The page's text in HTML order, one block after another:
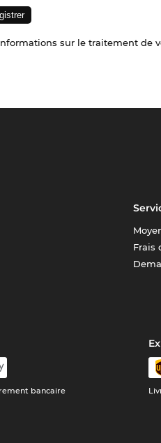
sur le traitement de
Frais
bancaire